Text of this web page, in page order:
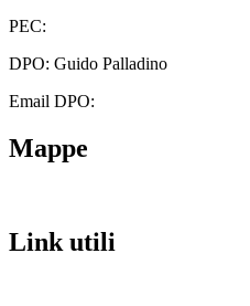
PEC:
DPO: Guido Palladino
Email DPO:
Mappe
Link utili